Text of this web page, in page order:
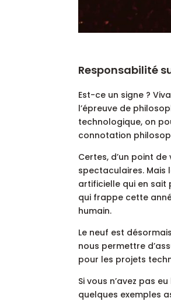
Responsabilité
Est-ce un signe ?
l’épreuve de
technologique, on
connotation
Certes, d’un point
spectaculaires. Mais
artificielle qui en sait
qui frappe cette
humain.
Le neuf est
nous permettre
pour les projets
Si vous n’avez pas
quelques exemples